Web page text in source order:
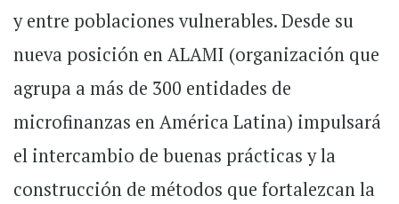
y entre poblaciones vulnerables. Desde su
nueva posición en ALAMI (organización que
agrupa a más de 300 entidades de
microfinanzas en América Latina) impulsará
el intercambio de buenas prácticas y la
construcción de métodos que fortalezcan la